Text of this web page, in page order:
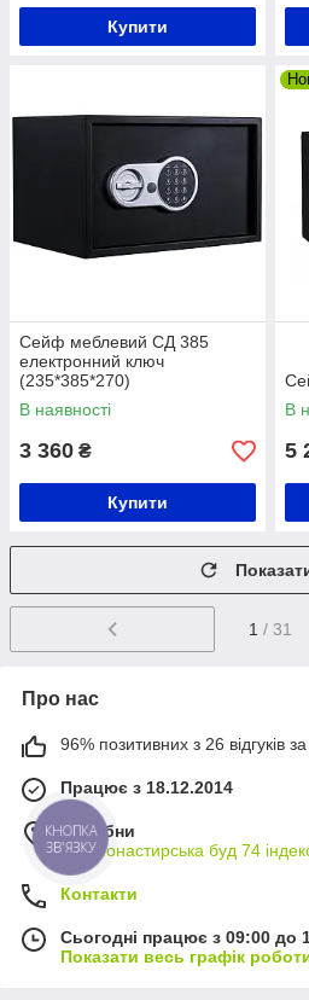
Купити
Сейф меблевий СД 385
електронний ключ
(235*385*270)
В наявності
3 360 ₴
Купити
В
5
1 / 31
Про нас
96% позитивних з 26 відгуків за
Працює з 18.12.2014
м. Лубни
вул Монастирська буд 74
Контакти
Сьогодні працює з 09:00 до
Показати весь графік
КНОПКА
ЗВ'ЯЗКУ